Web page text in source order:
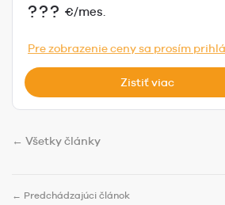
??? €/mes.
Pre zobrazenie ceny sa prosím
Zistiť viac
← Všetky články
← Predchádzajúci článok